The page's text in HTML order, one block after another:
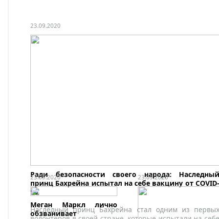
Кембриджской.
23.09.2020
Ради безопасности своего народа: Наследный
принц Бахрейна испытал на себе вакцину от COVID-
19
Наследный принц Бахрейна стал одним из первых
23.09.2020
Меган Маркл лично
обзванивает
23.09.2020